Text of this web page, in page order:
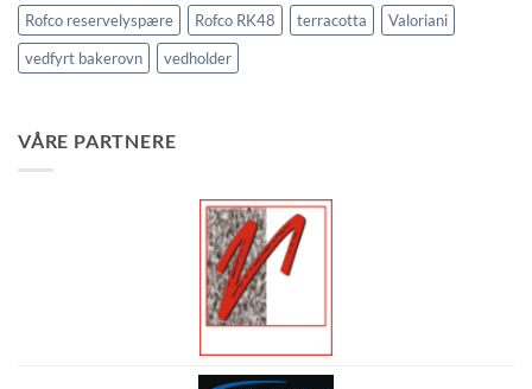
Rofco reservelyspære
Rofco RK48 terracotta
Valoriani
vedfyrt bakerovn
vedholder
VÅRE PARTNERE